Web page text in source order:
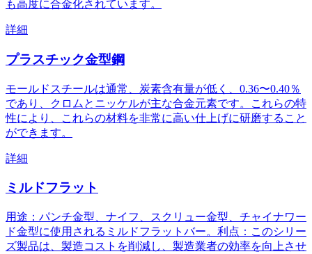
も高度に合金化されています。
詳細
プラスチック金型鋼
モールドスチールは通常、炭素含有量が低く、0.36〜0.40％
であり、クロムとニッケルが主な合金元素です。これらの特
性により、これらの材料を非常に高い仕上げに研磨すること
ができます。
詳細
ミルドフラット
用途：パンチ金型、ナイフ、スクリュー金型、チャイナワー
ド金型に使用されるミルドフラットバー。利点：このシリー
ズ製品は、製造コストを削減し、製造業者の効率を向上させ